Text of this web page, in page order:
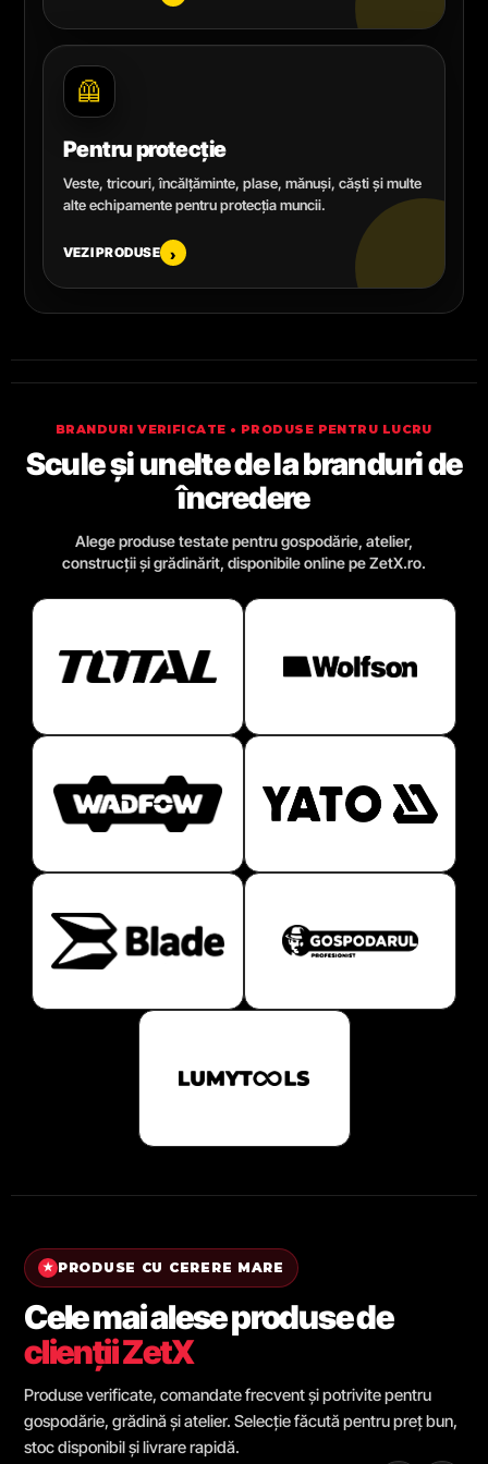
🦺
Pentru protecție
Veste, tricouri, încălțăminte, plase, mănuși, căști și multe
alte echipamente pentru protecția muncii.
VEZI PRODUSE ›
BRANDURI VERIFICATE • PRODUSE PENTRU LUCRU
Scule și unelte de la branduri de
încredere
Alege produse testate pentru gospodărie, atelier,
construcții și grădinărit, disponibile online pe ZetX.ro.
★ PRODUSE CU CERERE MARE
Cele mai alese produse de
clienții ZetX
Produse verificate, comandate frecvent și potrivite pentru
gospodărie, grădină și atelier. Selecție făcută pentru preț bun,
stoc disponibil și livrare rapidă.